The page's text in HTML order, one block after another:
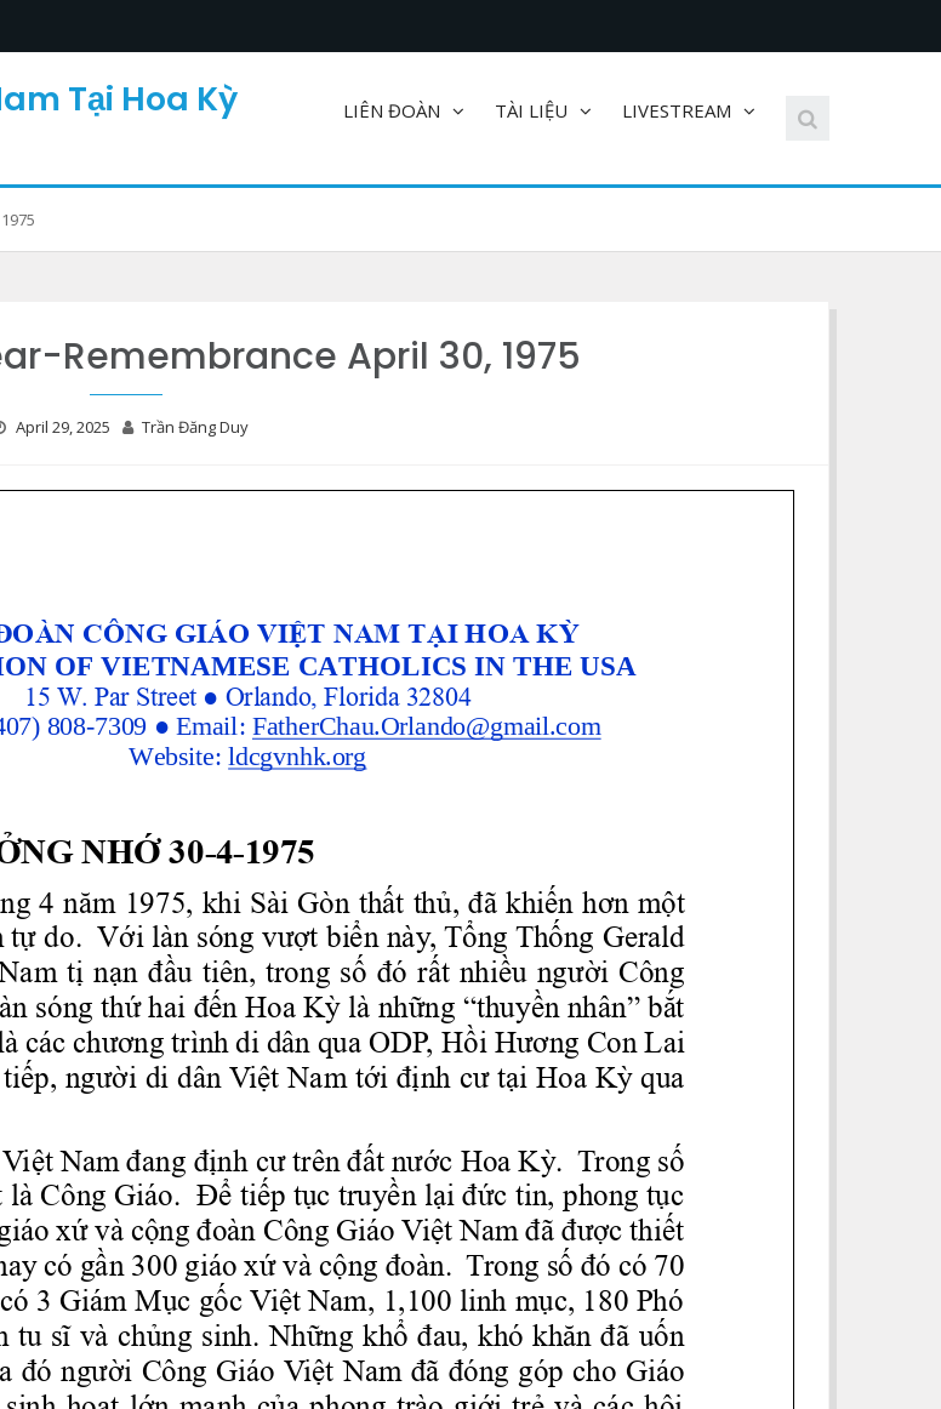
Tại Hoa Kỳ LIÊN ĐOÀN TÀI LIỆU LIVESTREAM
Remembrance April 30, 1975
April 29, 2025 Trần Đăng Duy